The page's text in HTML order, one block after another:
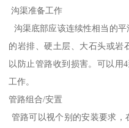
沟渠准备工作
沟渠底部应该连续性相当的
的岩排、硬土层、大石头或岩
以防止管路收到损害。可以用
工作。
管路组合/安置
管路可以视个别的安装要求